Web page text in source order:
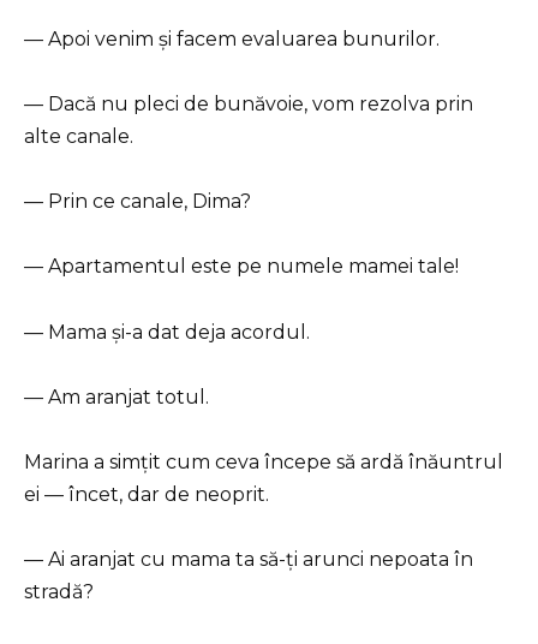
— Apoi venim și facem evaluarea bunurilor.
— Dacă nu pleci de bunăvoie, vom rezolva prin
alte canale.
— Prin ce canale, Dima?
— Apartamentul este pe numele mamei tale!
— Mama și-a dat deja acordul.
— Am aranjat totul.
Marina a simțit cum ceva începe să ardă înăuntrul
ei — încet, dar de neoprit.
— Ai aranjat cu mama ta să-ți arunci nepoata în
stradă?